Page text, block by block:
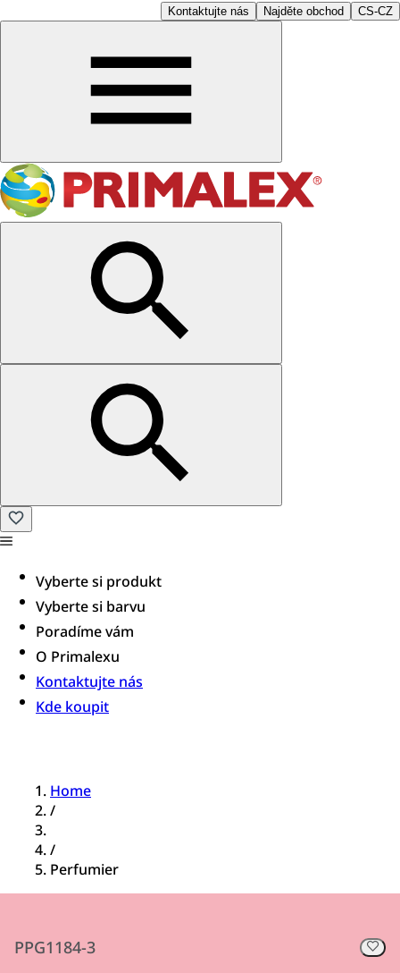
Kontaktujte nás Najděte obchod CS-CZ
Vyberte si produkt
Vyberte si barvu
Poradíme vám​
O Primalexu
Kontaktujte nás
Kde koupit
Home
/
/
Perfumier
PPG1184-3